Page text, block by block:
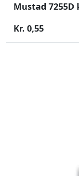
Mustad 7255D
Kr. 0,55